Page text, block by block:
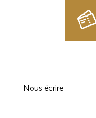
Nous écrire